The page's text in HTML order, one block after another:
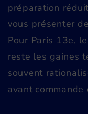
préparation
vous présenter
Pour Paris 13e,
reste les gaines
souvent
avant